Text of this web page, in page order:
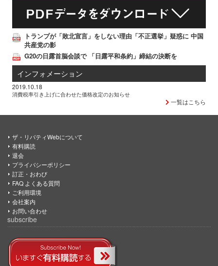
トランプが「敗北宣言」をしない理由「不正選挙」疑惑に 中国
共産党の影
G20の日露首脳会談で 「日露平和条約」締結の決断を
インフォメーション
2019.10.18
消費税率引き上げに合わせた価格改定のお知らせ
一覧はこちら
ザ・リバティWebについて
有料購読
退会
プライバシーポリシー
訂正・おわび
FAQ よくある質問
ご利用環境
会社案内
お問い合わせ
subscribe